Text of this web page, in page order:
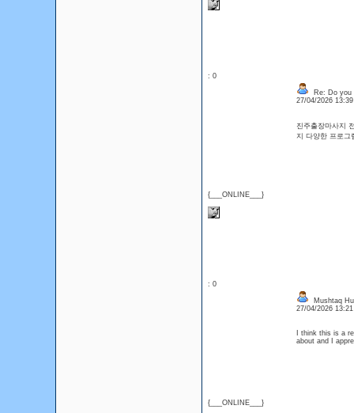
: 0
{___ONLINE___}
Re: Do you
27/04/2026
진주출장마사지
지 다양한 프로
: 0
{___ONLINE___}
Mushtaq
27/04/2026
I think this is a
about and I